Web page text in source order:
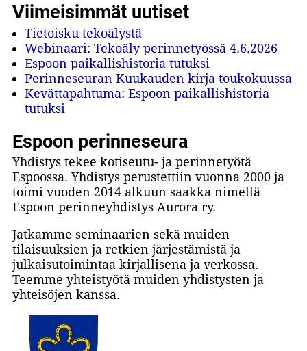
Viimeisimmät uutiset
Tietoisku tekoälystä
Webinaari: Tekoäly perinnetyössä 4.6.2026
Espoon paikallishistoria tutuksi
Perinneseuran Kuukauden kirja toukokuussa
Kevättapahtuma: Espoon paikallishistoria
tutuksi
Espoon perinneseura
Yhdistys tekee kotiseutu- ja perinnetyötä
Espoossa. Yhdistys perustettiin vuonna 2000 ja
toimi vuoden 2014 alkuun saakka nimellä
Espoon perinneyhdistys Aurora ry.
Jatkamme seminaarien sekä muiden
tilaisuuksien ja retkien järjestämistä ja
julkaisutoimintaa kirjallisena ja verkossa.
Teemme yhteistyötä muiden yhdistysten ja
yhteisöjen kanssa.